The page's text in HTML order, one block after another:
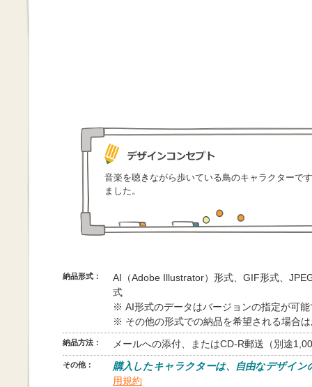
音楽を聴きながら歩いている鳥のキャラクターで
ました。
納品形式：
AI（Adobe Illustrator）形式、GIF形式、
式
※ AI形式のデータはバージョンの指定が可能
※ その他の形式での納品を希望される場合
納品方法： メールへの添付、またはCD-R郵送（別途
その他：
購入したキャラクターは、自由なデザイン
用規約